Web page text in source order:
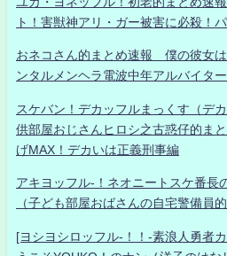
ト！害獣神アリ・ガー被害に必殺！
おネコさん的まとめ速報 僕の彼女
ンタルメンヘラ電波中年アルバイタ
スケバン！デカッフルまっくす（デ
供部屋おじさんヒロシ之古惑仔的ま
げMAX！デカいは正義刑事編
アキヨッフル-！ネオニートスケ番長
（子ども部屋おばさんの自宅警備員
[ヨシヨシロッフル-！！-素浪人勇者